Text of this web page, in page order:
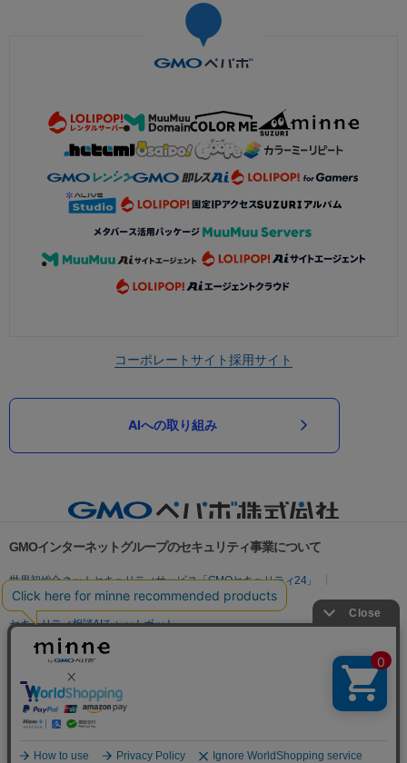
コーポレートサイト採用サイト
AIへの取り組み
GMOインターネットグループのセキュリティ事業について
世界初総合ネットセキュリティサービス「GMOセキュリティ24」
パスワード漏洩診断
Webサイトリスク診断
セキュリティ相談AIチャットボット
実在証明・盗聴対策
サイバー攻撃対策（GMO Flatt Security）
セキュリティ事業の軌跡